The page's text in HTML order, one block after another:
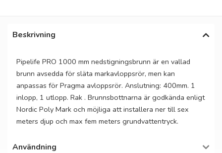
Beskrivning
Pipelife PRO 1000 mm nedstigningsbrunn är en vallad
brunn avsedda för släta markavloppsrör, men kan
anpassas för Pragma avloppsrör. Anslutning: 400mm. 1
inlopp, 1 utlopp. Rak . Brunnsbottnarna är godkända enligt
Nordic Poly Mark och möjliga att installera ner till sex
meters djup och max fem meters grundvattentryck.
Användning